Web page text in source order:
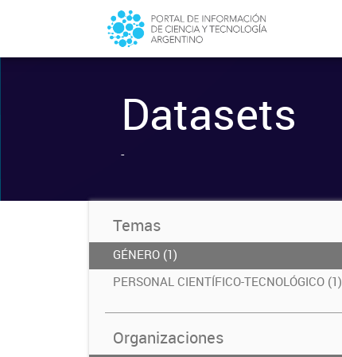
Datasets
-
Temas
GÉNERO (1)
PERSONAL CIENTÍFICO-TECNOLÓGICO (1)
Organizaciones